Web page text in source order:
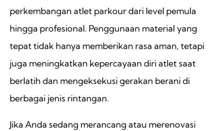
perkembangan atlet parkour dari level pemula
hingga profesional. Penggunaan material yang
tepat tidak hanya memberikan rasa aman, tetapi
juga meningkatkan kepercayaan diri atlet saat
berlatih dan mengeksekusi gerakan berani di
berbagai jenis rintangan.
Jika Anda sedang merancang atau merenovasi